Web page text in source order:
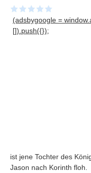
Woyzeck
(adsbygoogle =
[]).push({});
ist jene Tochter des
Jason nach Korinth floh.